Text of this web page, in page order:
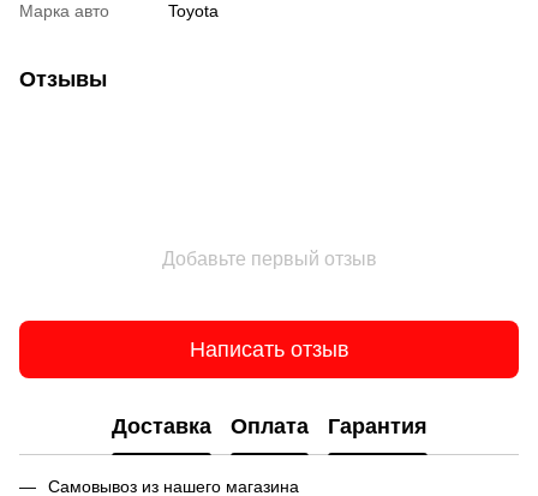
Марка авто
Toyota
Отзывы
Добавьте первый отзыв
Написать отзыв
Доставка Оплата Гарантия
Самовывоз из нашего магазина